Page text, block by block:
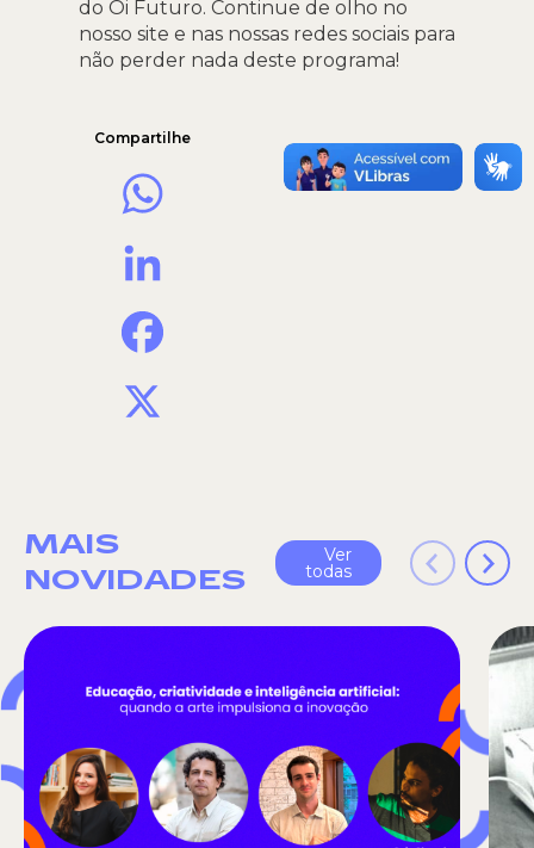
do Oi Futuro. Continue de olho no
nosso site e nas nossas redes sociais para
não perder nada deste programa!
Compartilhe
MAIS
NOVIDADES
Ver
todas